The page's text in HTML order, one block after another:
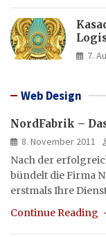
und
7.
Web Design
NordFabrik –
8. November 2011
Nach der
bündelt die Firma
erstmals Ihre
Continue Reading